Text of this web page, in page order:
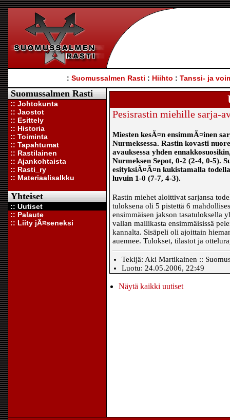
: Suomussalmen Rasti : Hiihto : Tanssi- ja
Suomussalmen Rasti
:: Johtokunta
:: Jaostot
:: Esittely
:: Historia
:: Toiminta
:: Tapahtumat
:: Rastilainen
:: Ajankohtaista
:: Rasti_ry
:: Materiaalisalkku
Yhteiset
:: Uutiset
:: Palaute
:: Liity jÃ¤seneksi
Pesisrastin miehille sarja-
Miesten kesÃ¤n ensimmÃ¤inen
Nurmeksessa. Rastin kovasti
avauksessa yhden
Nurmeksen Sepot, 0-2 (2-4, 0-5).
esityksiÃ¤Ã¤n kukistamalla
luvuin 1-0 (7-7, 4-3).
Rastin miehet aloittivat sarjansa
tuloksena oli 5 pistettä 6
ensimmäisen jakson tasatuloksella
vallan mallikasta ensimmäisissä
kannalta. Sisäpeli oli ajoittain
auennee. Tulokset, tilastot ja
Tekijä: Aki Martikainen ::
Luotu: 24.05.2006, 22:49
Näytä kaikki uutiset